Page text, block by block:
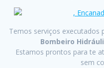
Temos serviços executados
Bombeiro
Estamos prontos para te
sem